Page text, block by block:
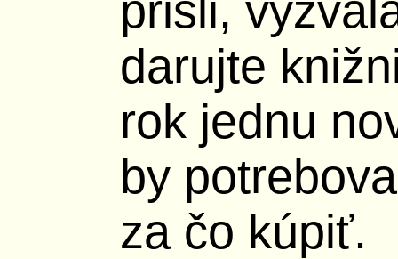
darujte
rok jednu
by
za čo kúpiť.